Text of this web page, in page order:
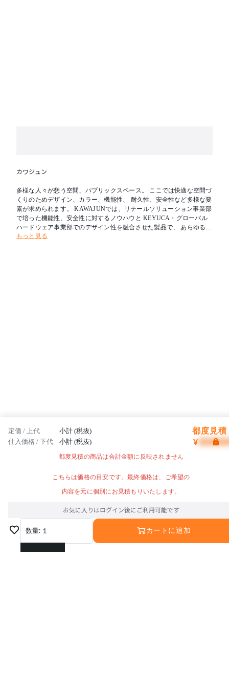
カワジュン
多様な人々が憩う空間、パブリックスペース。 ここでは快適な空間づ
くりのためデザイン、カラー、機能性、 耐久性、安全性など多様な要
素が求められます。 KAWAJUNでは、リテールソリューション事業部
で培った機能性、安全性に対するノウハウと KEYUCA・グローバル
ハードウェア事業部でのデザイン性を融合させた製品で、 あらゆる人
々が集うパブリックスペースに快適な環境をトータルコーディネート
もっと見る
定価 / 上代 小計 (税抜) 都度見積
仕入価格 / 下代 小計 (税抜) ¥
都度見積の商品は合計金額に反映されません
こちらは価格の目安です。最終価格は、ご希望の
内容を元に個別にお見積もりいたします。
お気に入りはログイン後にご利用可能です
数量: 1
1
カートに追加